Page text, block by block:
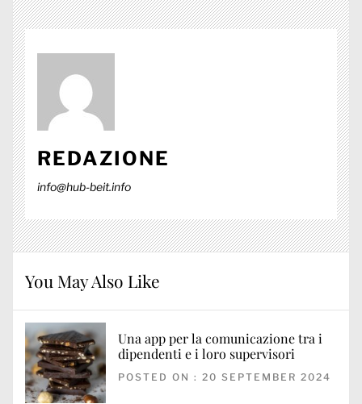
REDAZIONE
info@hub-beit.info
You May Also Like
Una app per la comunicazione tra i
dipendenti e i loro supervisori
POSTED ON : 20 SEPTEMBER 2024